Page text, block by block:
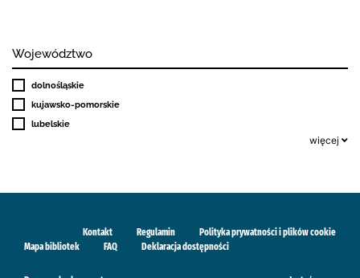
Województwo
dolnośląskie
kujawsko-pomorskie
lubelskie
więcej
Kontakt Regulamin
Polityka prywatności i plików cookie
Mapa bibliotek
FAQ Deklaracja dostępności